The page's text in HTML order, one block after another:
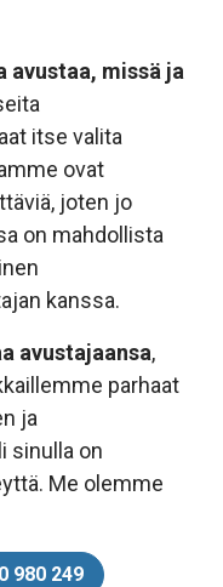
avustaa, missä ja
itse valita
ovat
joten jo
on mahdollista
kanssa.
avustajaansa,
parhaat
ja
sinulla on
Me olemme
980 249